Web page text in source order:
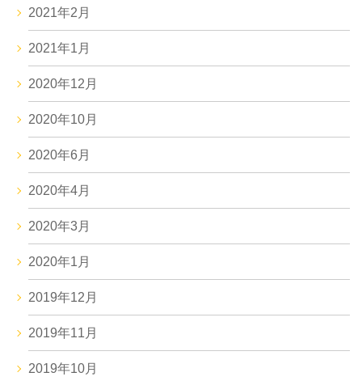
2021年2月
2021年1月
2020年12月
2020年10月
2020年6月
2020年4月
2020年3月
2020年1月
2019年12月
2019年11月
2019年10月